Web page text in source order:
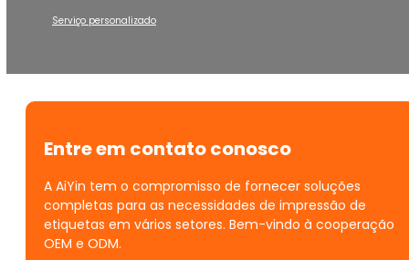
Serviço personalizado
Entre em contato conosco
A AiYin tem o compromisso de fornecer soluções
completas para as necessidades de impressão de
etiquetas em vários setores. Bem-vindo à cooperação
OEM e ODM.